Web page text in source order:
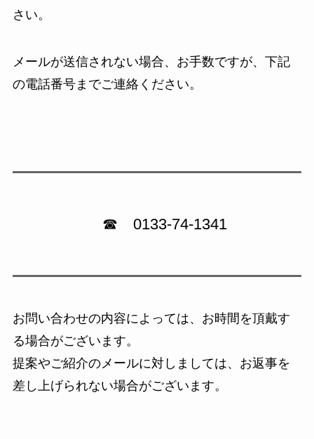
さい。
メールが送信されない場合、お手数ですが、下記
の電話番号までご連絡ください。
☎ 0133-74-1341
お問い合わせの内容によっては、お時間を頂戴す
る場合がございます。
提案やご紹介のメールに対しましては、お返事を
差し上げられない場合がございます。